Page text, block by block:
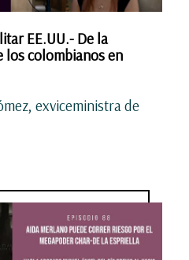
EE.UU.- De la
los colombianos en
exviceministra de